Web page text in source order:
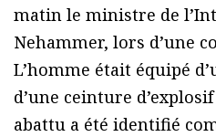
matin le ministre de
Nehammer, lors d’une
L’homme était équipé
d’une ceinture
abattu a été identifié